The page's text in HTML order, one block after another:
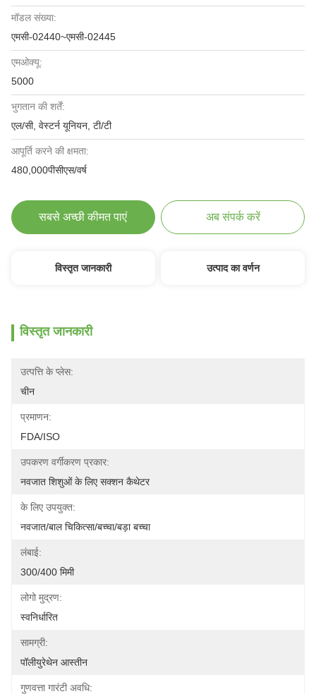
मॉडल संख्या:
एमसी-02440~एमसी-02445
एमओक्यू:
5000
भुगतान की शर्तें:
एल/सी, वेस्टर्न यूनियन, टी/टी
आपूर्ति करने की क्षमता:
480,000पीसीएस/वर्ष
सबसे अच्छी कीमत पाएं अब संपर्क करें
विस्तृत जानकारी उत्पाद का वर्णन
विस्तृत जानकारी
उत्पत्ति के प्लेस:
चीन
प्रमाणन:
FDA/ISO
उपकरण वर्गीकरण प्रकार:
नवजात शिशुओं के लिए सक्शन कैथेटर
के लिए उपयुक्त:
नवजात/बाल चिकित्सा/बच्चा/बड़ा बच्चा
लंबाई:
300/400 मिमी
लोगो मुद्रण:
स्वनिर्धारित
सामग्री:
पॉलीयुरेथेन आस्तीन
गुणवत्ता गारंटी अवधि: